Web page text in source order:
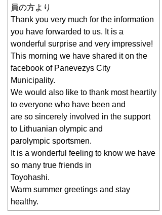
員の方より
Thank you very much for the information
you have forwarded to us. It is a
wonderful surprise and very impressive!
This morning we have shared it on the
facebook of Panevezys City
Municipality.
We would also like to thank most heartily
to everyone who have been and
are so sincerely involved in the support
to Lithuanian olympic and
parolympic sportsmen.
It is a wonderful feeling to know we have
so many true friends in
Toyohashi.
Warm summer greetings and stay
healthy.